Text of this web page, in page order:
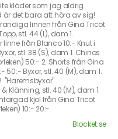
kläder som jag aldrig
är det bara att höra av sig!
linnen från Gina Tricot
stl. 44 (L), dam 1.
från Blanco 10:- Knut i
stl. 38 (S), dam 1. Chinos
50:- 2. Shorts från Gina
50:- Byxor, stl. 40 (M), dam 1.
"Haremsbyxor"
Klänning, stl. 40 (M), dam 1.
kjol från Gina Tricot
10:- 20:-
Blocket.se